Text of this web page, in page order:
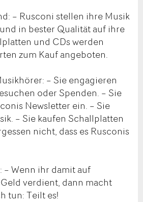
– Rusconi stellen ihre Musik
in bester Qualität auf ihre
und CDs werden
zum Kauf angeboten.
– Sie engagieren
oder Spenden. – Sie
Newsletter ein. – Sie
– Sie kaufen Schallplatten
nicht, dass es Rusconis
– Wenn ihr damit auf
verdient, dann macht
tun: Teilt es!